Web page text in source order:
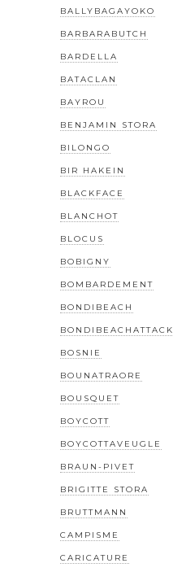
BALLYBAGAYOKO
BARBARABUTCH
BARDELLA
BATACLAN
BAYROU
BENJAMIN STORA
BILONGO
BIR HAKEIN
BLACKFACE
BLANCHOT
BLOCUS
BOBIGNY
BOMBARDEMENT
BONDIBEACH
BONDIBEACHATTACK
BOSNIE
BOUNATRAORE
BOUSQUET
BOYCOTT
BOYCOTTAVEUGLE
BRAUN-PIVET
BRIGITTE STORA
BRUTTMANN
CAMPISME
CARICATURE